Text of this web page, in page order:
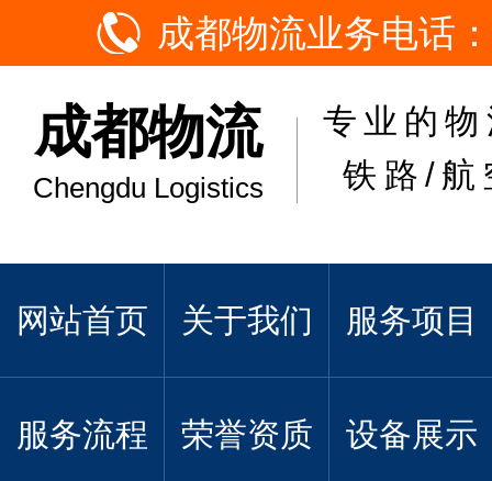
成都物流业务电话
成都物流
Chengdu Logistics
专业的
铁路/航
网站首页 关于我们 服务项目
服务流程 荣誉资质 设备展示